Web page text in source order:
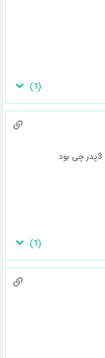
(
1
)
(
1
)